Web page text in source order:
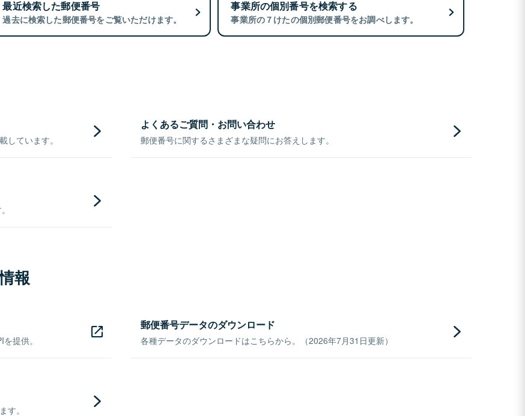
最近検索した郵便番号
過去に検索した郵便番号をご覧いただけます。
事業所の個別番号を検索する
事業所の７けたの個別郵便番号をお調べします。
しています。
よくあるご質問・お問い合わせ
郵便番号に関するさまざまな疑問にお答えします。
報
提供。
郵便番号データのダウンロード
各種データのダウンロードはこちらから。（2026年7月31日更新）
す。